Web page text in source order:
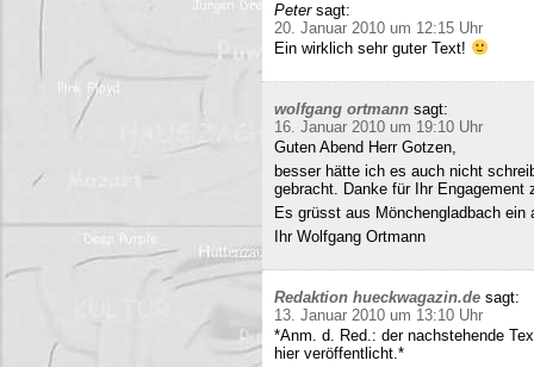
Peter sagt:
20. Januar 2010 um 12:15 Uhr
Ein wirklich sehr guter Text!
wolfgang ortmann sagt:
16. Januar 2010 um 19:10 Uhr
Guten Abend Herr Gotzen,
besser hätte ich es auch nicht
gebracht. Danke für Ihr Engagement
Es grüsst aus Mönchengladbach ein
Ihr Wolfgang Ortmann
Redaktion hueckwagazin.de sagt:
13. Januar 2010 um 13:10 Uhr
*Anm. d. Red.: der nachstehende
hier veröffentlicht.*